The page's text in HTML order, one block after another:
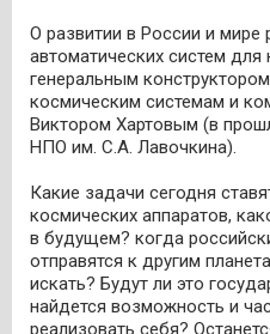
О развитии в России и мире
автоматических систем
генеральным
космическим системам и
Виктором Хартовым (в
НПО им. С.А. Лавочкина).
Какие задачи сегодня
космических аппаратов,
в будущем? когда
отправятся к другим
искать? Будут ли это
найдется возможность и
реализовать себя?